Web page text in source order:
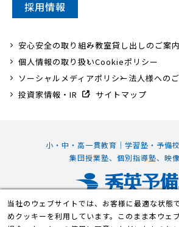
小・中・高一貫教育｜学習塾・予備
集団授業塾、個別指導塾、映
静岡本部校
採用情報
安心安全の取り組み教室貸し出しのご案内
個人情報の取り扱いCookieポリシー
ソーシャルメディアポリシー法人様への
投資家情報・IR
サイトマップ
当社のウェブサイトでは、お客様に最適な状態
めクッキーを利用しています。このまま本ウェ